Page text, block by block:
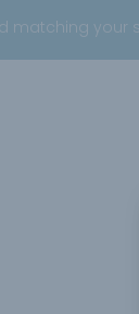
matching your